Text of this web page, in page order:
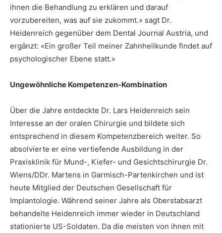
ihnen die Behandlung zu erklären und darauf
vorzubereiten, was auf sie zukommt.» sagt Dr.
Heidenreich gegenüber dem Dental Journal Austria, und
ergänzt: «Ein großer Teil meiner Zahnheilkunde findet auf
psychologischer Ebene statt.»
Ungewöhnliche Kompetenzen-Kombination
Über die Jahre entdeckte Dr. Lars Heidenreich sein
Interesse an der oralen Chirurgie und bildete sich
entsprechend in diesem Kompetenzbereich weiter. So
absolvierte er eine vertiefende Ausbildung in der
Praxisklinik für Mund-, Kiefer- und Gesichtschirurgie Dr.
Wiens/DDr. Martens in Garmisch-Partenkirchen und ist
heute Mitglied der Deutschen Gesellschaft für
Implantologie. Während seiner Jahre als Oberstabsarzt
behandelte Heidenreich immer wieder in Deutschland
stationierte US-Soldaten. Da die meisten von ihnen mit